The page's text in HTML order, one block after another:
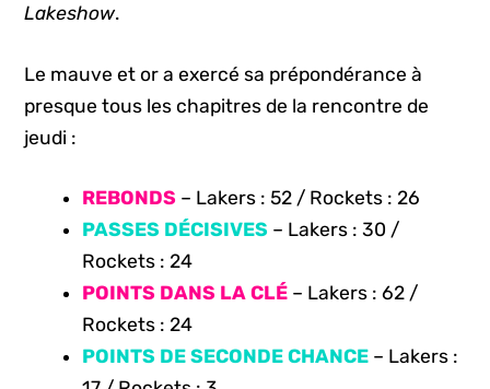
Lakeshow.
Le mauve et or a exercé sa prépondérance à
presque tous les chapitres de la rencontre de
jeudi :
REBONDS – Lakers : 52 / Rockets : 26
PASSES DÉCISIVES – Lakers : 30 /
Rockets : 24
POINTS DANS LA CLÉ – Lakers : 62 /
Rockets : 24
POINTS DE SECONDE CHANCE – Lakers :